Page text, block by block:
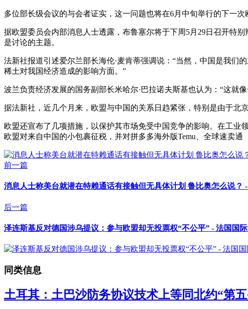
多位部长级会议的与会者证实，这一问题也将在6月中旬举行的下一次
据欧盟委员会内部消息人士透露，布鲁塞尔将于下周5月29日召开特
是讨论的主题。
法新社报道引述爱尔兰部长海伦·麦肯蒂强调说：“当然，中国是我们
稀土对我国经济造成的影响方面。”
波兰负责经济发展的国务副部长米哈尔·巴拉诺夫斯基也认为：“这就
据法新社，近几个月来，欧盟与中国的关系日趋紧张，特别是由于北
欧盟还宣布了几项措施，以保护其市场免受中国竞争的影响。在工业
欧盟对来自中国的小包裹征税，并对拼多多海外版Temu、全球速卖通
前一篇
消息人士称美台就潜在特赖通话有接触但无具体计划 鲁比奥怎么说？
后一篇
泽连斯基反对德国涉乌提议：参与欧盟却无投票权“不公平” - 法国国
同类信息
土耳其：土巴沙防务协议技术上等同北约“第